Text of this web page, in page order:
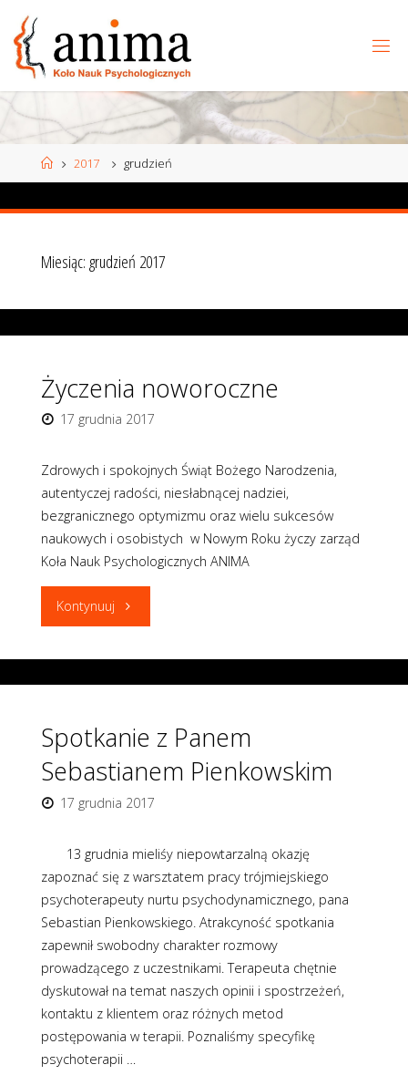
do
treści
Strona
główna
2017 grudzień
Miesiąc: grudzień 2017
Życzenia noworoczne
17 grudnia 2017
Zdrowych i spokojnych Świąt Bożego Narodzenia,
autentyczej radości, niesłabnącej nadziei,
bezgranicznego optymizmu oraz wielu sukcesów
naukowych i osobistych w Nowym Roku życzy zarząd
Koła Nauk Psychologicznych ANIMA
Kontynuuj "Życzenia
Spotkanie z Panem
Sebastianem Pienkowskim
17 grudnia 2017
13 grudnia mieliśy niepowtarzalną okazję
zapoznać się z warsztatem pracy trójmiejskiego
psychoterapeuty nurtu psychodynamicznego, pana
Sebastian Pienkowskiego. Atrakcyność spotkania
zapewnił swobodny charakter rozmowy
prowadzącego z uczestnikami. Terapeuta chętnie
dyskutował na temat naszych opinii i spostrzeżeń,
kontaktu z klientem oraz różnych metod
postępowania w terapii. Poznaliśmy specyfikę
psychoterapii …